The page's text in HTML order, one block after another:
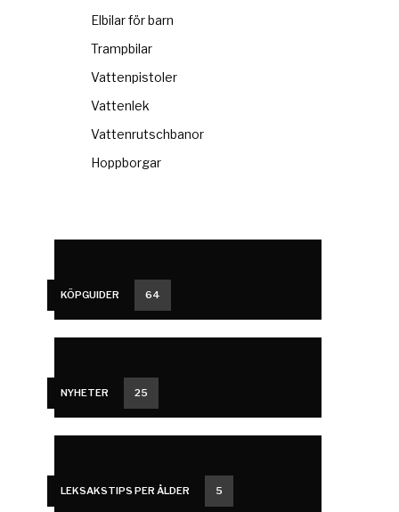
Elbilar för barn
Trampbilar
Vattenpistoler
Vattenlek
Vattenrutschbanor
Hoppborgar
KÖPGUIDER 64
NYHETER 25
LEKSAKSTIPS PER ÅLDER 5